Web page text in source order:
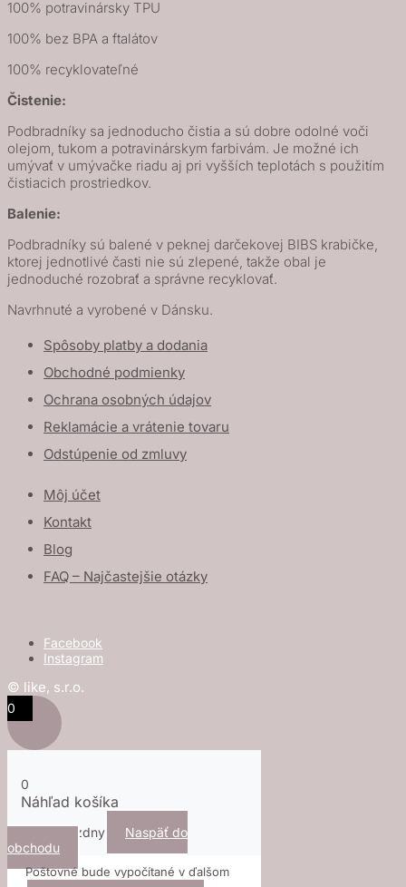
100% potravinársky TPU
100% bez BPA a ftalátov
100% recyklovateľné
Čistenie:
Podbradníky sa jednoducho čistia a sú dobre odolné voči
olejom, tukom a potravinárskym farbivám. Je možné ich
umývať v umývačke riadu aj pri vyšších teplotách s použitím
čistiacich prostriedkov.
Balenie:
Podbradníky sú balené v peknej darčekovej BIBS krabičke,
ktorej jednotlivé časti nie sú zlepené, takže obal je
jednoduché rozobrať a správne recyklovať.
Navrhnuté a vyrobené v Dánsku.
Spôsoby platby a dodania
Obchodné podmienky
Ochrana osobných údajov
Reklamácie a vrátenie tovaru
Odstúpenie od zmluvy
Môj účet
Kontakt
Blog
FAQ – Najčastejšie otázky
Facebook
Instagram
© like, s.r.o.
0
0
Náhľad košíka
Košík je prázdny
Naspäť do
obchodu
Poštovné bude vypočítané v ďalšom